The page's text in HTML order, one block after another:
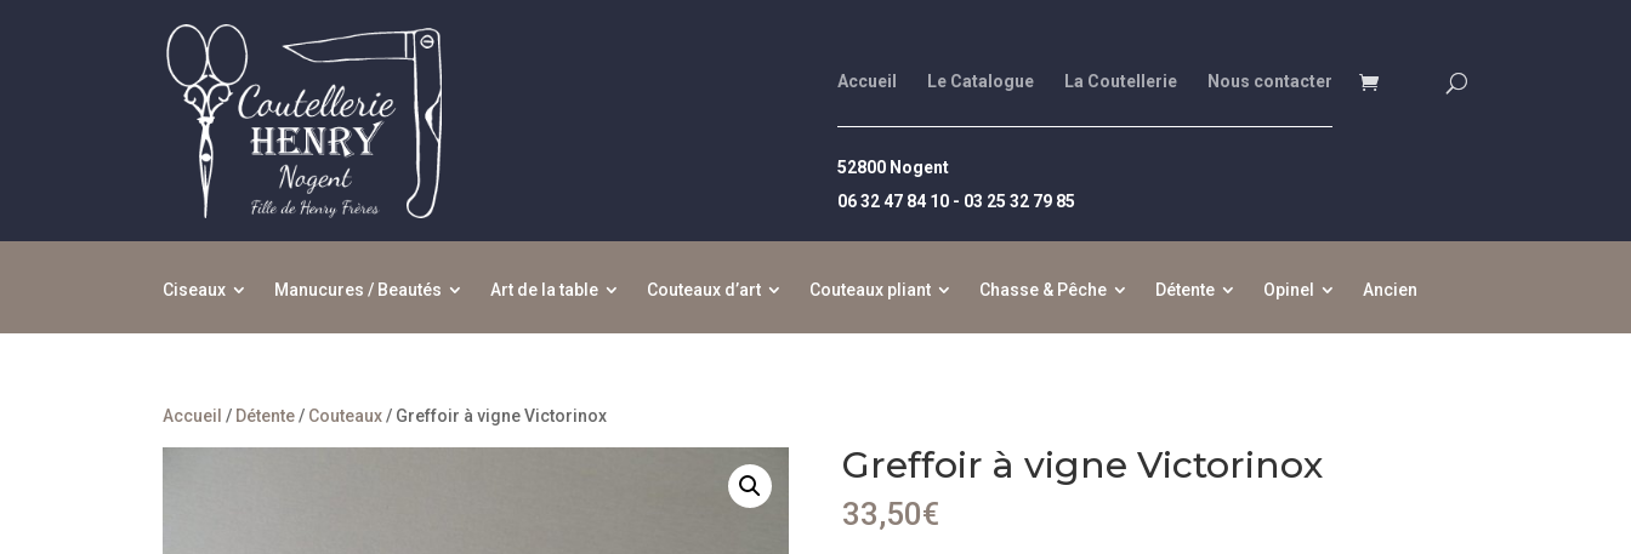
Accueil Le Catalogue La Coutellerie Nous contacter
52800 Nogent
06 32 47 84 10 - 03 25 32 79 85
Ciseaux Manucures / Beautés Art de la table Couteaux d’art Couteaux pliant Chasse & Pêche Détente Opinel Ancien
Accueil / Détente/ Couteaux/ Greffoir à vigne Victorinox
Greffoir à vigne Victorinox
33,50€